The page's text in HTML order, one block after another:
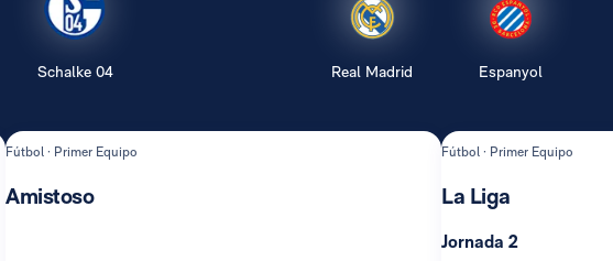
Schalke 04 Real Madrid
Fútbol · Primer Equipo
Amistoso
Espanyol
Fútbol · Primer Equipo
La Liga
Jornada 2